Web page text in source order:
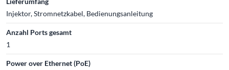
Injektor, Stromnetzkabel, Bedienungsanleitung
Anzahl Ports gesamt
1
Power over Ethernet (PoE)